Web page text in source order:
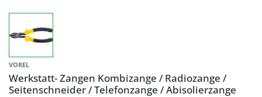
VOREL
Werkstatt- Zangen Kombizange / Radiozange /
Seitenschneider / Telefonzange / Abisolierzange